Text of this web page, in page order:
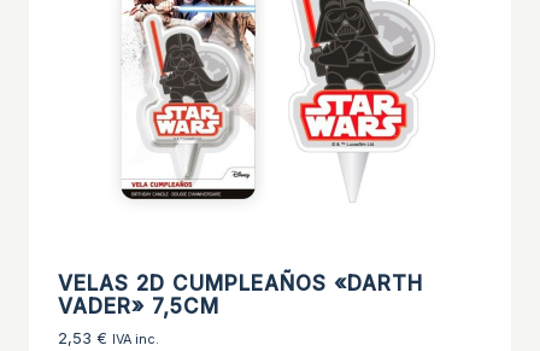
VELAS 2D CUMPLEAÑOS «DARTH
VADER» 7,5CM
2,53 € IVA inc.